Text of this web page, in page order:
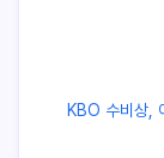
KBO 수비상,